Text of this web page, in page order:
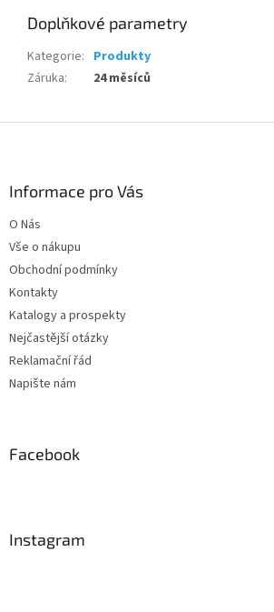
Doplňkové parametry
Kategorie: Produkty
Záruka: 24 měsíců
Informace pro Vás
O Nás
Vše o nákupu
Obchodní podmínky
Kontakty
Katalogy a prospekty
Nejčastější otázky
Reklamační řád
Napište nám
Facebook
Instagram